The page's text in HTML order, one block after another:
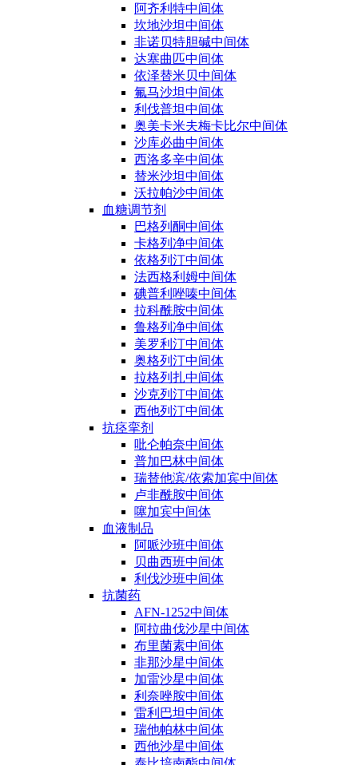
阿齐利特中间体
坎地沙坦中间体
非诺贝特胆碱中间体
达塞曲匹中间体
依泽替米贝中间体
氟马沙坦中间体
利伐普坦中间体
奥美卡米夫梅卡比尔中间体
沙库必曲中间体
西洛多辛中间体
替米沙坦中间体
沃拉帕沙中间体
血糖调节剂
巴格列酮中间体
卡格列净中间体
依格列汀中间体
法西格利姆中间体
碘普利唑嗪中间体
拉科酰胺中间体
鲁格列净中间体
美罗利汀中间体
奥格列汀中间体
拉格列扎中间体
沙克列汀中间体
西他列汀中间体
抗痉挛剂
吡仑帕奈中间体
普加巴林中间体
瑞替他滨/依索加宾中间体
卢非酰胺中间体
噻加宾中间体
血液制品
阿哌沙班中间体
贝曲西班中间体
利伐沙班中间体
抗菌药
AFN-1252中间体
阿拉曲伐沙星中间体
布里菌素中间体
非那沙星中间体
加雷沙星中间体
利奈唑胺中间体
雷利巴坦中间体
瑞他帕林中间体
西他沙星中间体